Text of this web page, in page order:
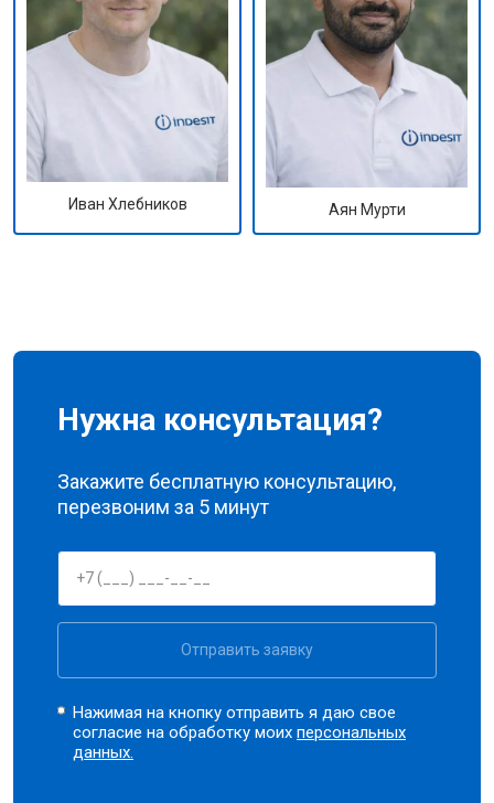
Иван Хлебников Аян Мурти
Нужна консультация?
Закажите бесплатную консультацию,
перезвоним за 5 минут
Отправить заявку
Нажимая на кнопку отправить я даю свое
согласие на обработку моихперсональных
данных.